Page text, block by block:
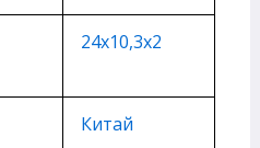
24х10,3х2
Китай